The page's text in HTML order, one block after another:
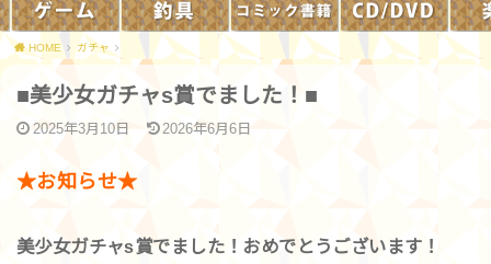
HOME ガチャ
■美少女ガチャs賞でました！■
2025年3月10日 2026年6月6日
★お知らせ★
美少女ガチャs賞でました！おめでとうございます！